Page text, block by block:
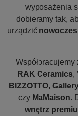
wyposażenia
dobieramy tak,
urządzić
RAK Ceramics,
BIZZOTTO,
czy MaMaison.
wnętrz